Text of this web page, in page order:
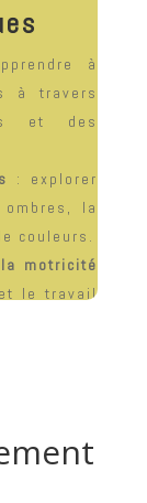
à
à travers
et des
: explorer
la
couleurs.
motricité
le travail